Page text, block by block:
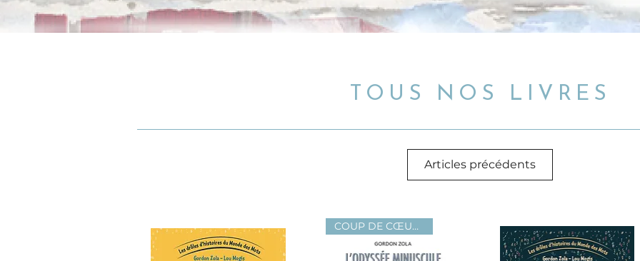
TOUS NOS LIVRES
Articles précédents
COUP DE CŒUR !